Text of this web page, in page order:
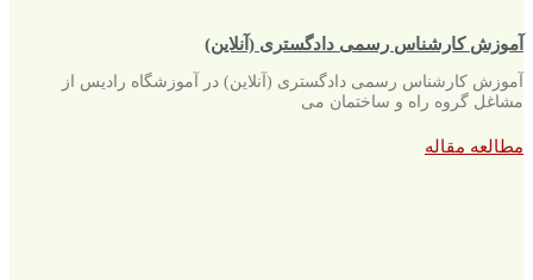
آموزش کارشناس رسمی دادگستری (آنلاین)
آموزش کارشناس رسمی دادگستری (آنلاین) در آموزشگاه رادیس از
مشاغل گروه راه و ساختمان می
مطالعه مقاله